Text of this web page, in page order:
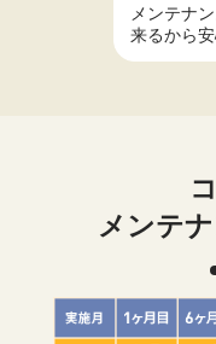
メンテナ
来るから安
メンテ